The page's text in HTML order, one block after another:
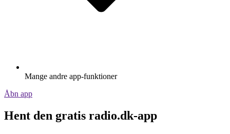
Mange andre app-funktioner
Åbn app
Hent den gratis radio.dk-app